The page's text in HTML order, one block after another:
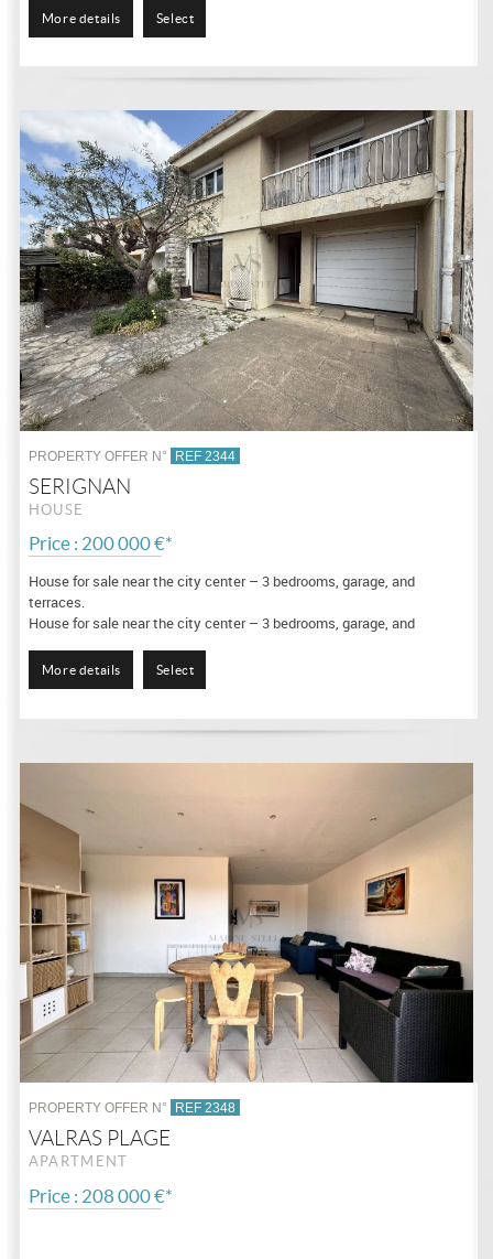
More details Select
PROPERTY OFFER N° REF 2344
SERIGNAN
HOUSE
Price : 200 000 €*
House for sale near the city center – 3 bedrooms, garage, and
terraces.
House for sale near the city center – 3 bedrooms, garage, and
house offering a...
More details Select
PROPERTY OFFER N° REF 2348
VALRAS PLAGE
APARTMENT
Price : 208 000 €*